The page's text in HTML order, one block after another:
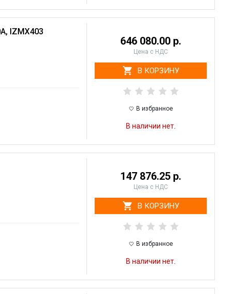
IZMX403
646 080.00 р.
Цена с НДС
В КОРЗИНУ
В избранное
В наличии нет.
147 876.25 р.
Цена с НДС
В КОРЗИНУ
В избранное
В наличии нет.